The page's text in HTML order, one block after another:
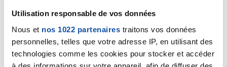
Utilisation responsable de vos données
Nous et nos 1022 partenaires traitons vos données
personnelles, telles que votre adresse IP, en utilisant des
technologies comme les cookies pour stocker et accéder
12/03/2024 - 00:58
Bonsoir, je viens de passer également par ce stade